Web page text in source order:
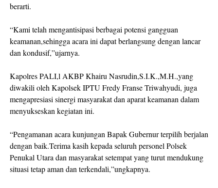
berarti.
“Kami telah mengantisipasi berbagai potensi gangguan
keamanan,sehingga acara ini dapat berlangsung dengan lancar
dan kondusif,”ujarnya.
Kapolres PALI,l AKBP Khairu Nasrudin,S.I.K.,M.H.,yang
diwakili oleh Kapolsek IPTU Fredy Franse Triwahyudi, juga
mengapresiasi sinergi masyarakat dan aparat keamanan dalam
menyukseskan kegiatan ini.
“Pengamanan acara kunjungan Bapak Gubernur terpilih berjalan
dengan baik.Terima kasih kepada seluruh personel Polsek
Penukal Utara dan masyarakat setempat yang turut mendukung
situasi tetap aman dan terkendali,”ungkapnya.